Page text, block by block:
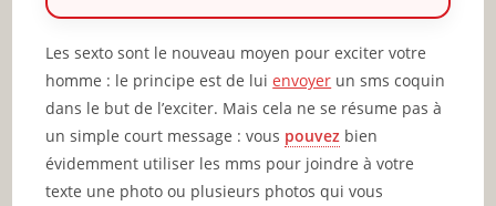
Les sexto sont le nouveau moyen pour exciter votre
homme : le principe est de luienvoyer un sms coquin
dans le but de l’exciter. Mais cela ne se résume pas à
un simple court message : vous pouvez bien
évidemment utiliser les mms pour joindre à votre
texte une photo ou plusieurs photos qui vous